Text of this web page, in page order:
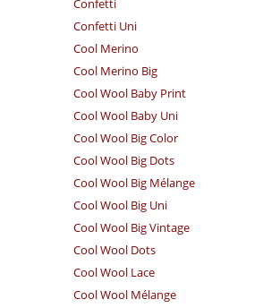
Confetti
Confetti Uni
Cool Merino
Cool Merino Big
Cool Wool Baby Print
Cool Wool Baby Uni
Cool Wool Big Color
Cool Wool Big Dots
Cool Wool Big Mélange
Cool Wool Big Uni
Cool Wool Big Vintage
Cool Wool Dots
Cool Wool Lace
Cool Wool Mélange